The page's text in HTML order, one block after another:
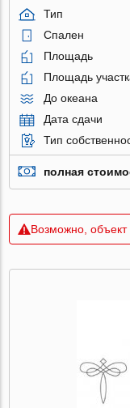
Тип
Спален
Площадь
Площадь
До океана
Дата сдачи
Тип
полная
Возможно,